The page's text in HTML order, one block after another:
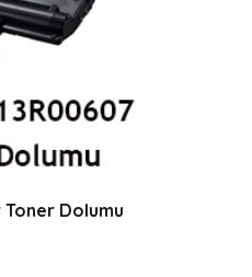
Toner Dolumu